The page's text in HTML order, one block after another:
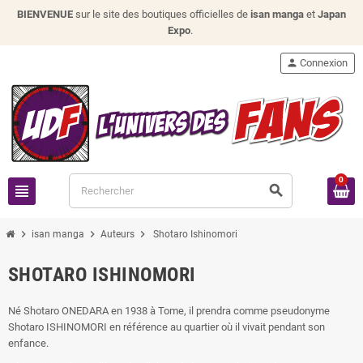
BIENVENUE sur le site des boutiques officielles de isan manga et Japan
Expo.
view_headline search
person Connexion
0
chevron_right isan manga chevron_right Auteurs chevron_right Shotaro Ishinomori
SHOTARO ISHINOMORI
Né Shotaro ONEDARA en 1938 à Tome, il prendra comme pseudonyme
Shotaro ISHINOMORI en référence au quartier où il vivait pendant son
enfance.